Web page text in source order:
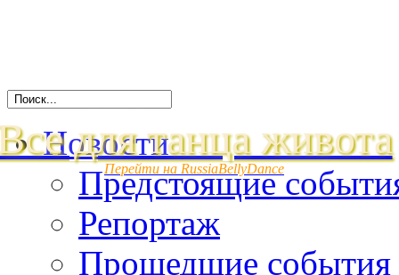
для танца живота
Перейти на RussiaBellyDance
Новости
Предстоящие
Репортаж
Прошедшие события